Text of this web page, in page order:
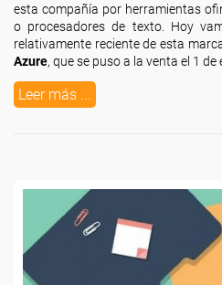
esta compañía por herramientas
o procesadores de texto. Hoy
relativamente reciente de esta
Azure, que se puso a la venta el 1 de
Leer más ...